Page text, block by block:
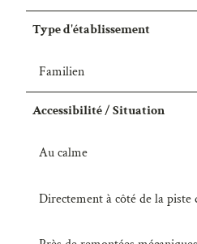
Type d'établissement
Familien
Accessibilité / Situation
Au calme
Directement à côté de la piste